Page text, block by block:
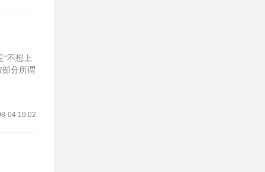
不想上
部分所谓
04 19:02